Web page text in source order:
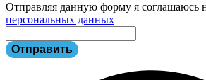
Отправляя данную форму я соглашаюсь
персональных данных
Отправить